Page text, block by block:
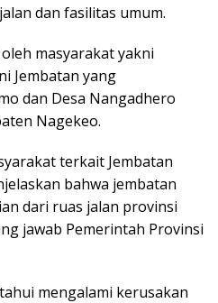
dan fasilitas umum.
masyarakat yakni
Jembatan yang
dan Desa Nangadhero
Nagekeo.
terkait Jembatan
bahwa jembatan
dari ruas jalan provinsi
jawab Pemerintah Provinsi
mengalami kerusakan